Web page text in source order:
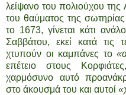
λείψανο του πολιούχου
του θαύματος της
το 1673, γίνεται κάτι
Σαββάτου, εκεί κατά τις
χτυπούν οι καμπάνες το
επέτειο στους
χαρμόσυνο αυτό
στο άκουσμά του και αυτοί